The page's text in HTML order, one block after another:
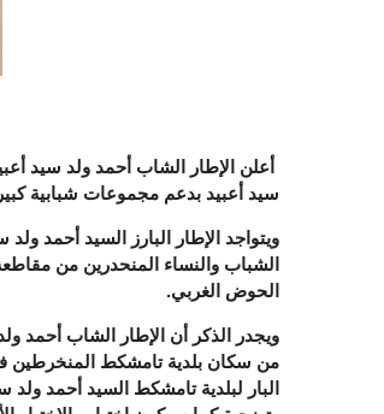
أعلن الإطار الشاب أحمد ولد سيد
سيد أعبيد بدعم مجموعات شبابية
ويتواجد الإطار البارز السيد أحمد
الشباب والنساء المنحدرين من
الحوض الغربي.
ويجدر الذكر أن الإطار الشاب
من سكان بلدية تامشكط المنخرطين
البار لبلدية تامشكط السيد أحمد